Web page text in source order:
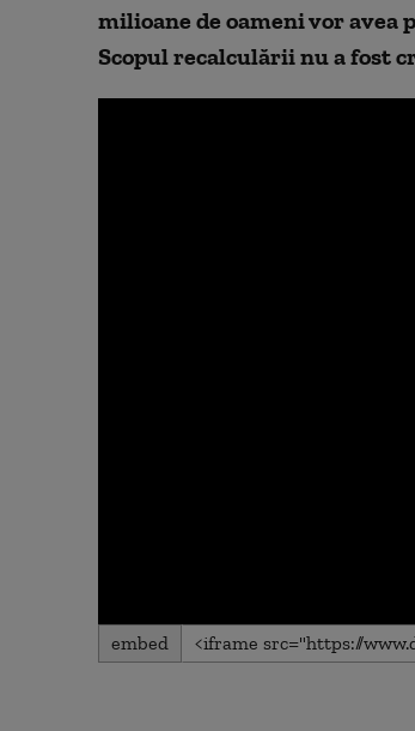
milioane de oameni vor avea
Scopul recalculării nu a fost
0
seconds
embed